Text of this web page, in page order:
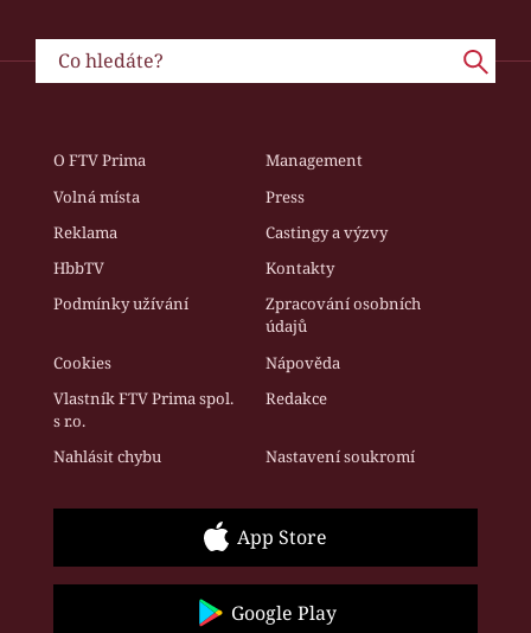
O FTV Prima
Management
Volná místa
Press
Reklama
Castingy a výzvy
HbbTV
Kontakty
Podmínky užívání
Zpracování osobních
údajů
Cookies
Nápověda
Vlastník FTV Prima spol.
s r.o.
Redakce
Nahlásit chybu Nastavení soukromí
App Store
Google Play